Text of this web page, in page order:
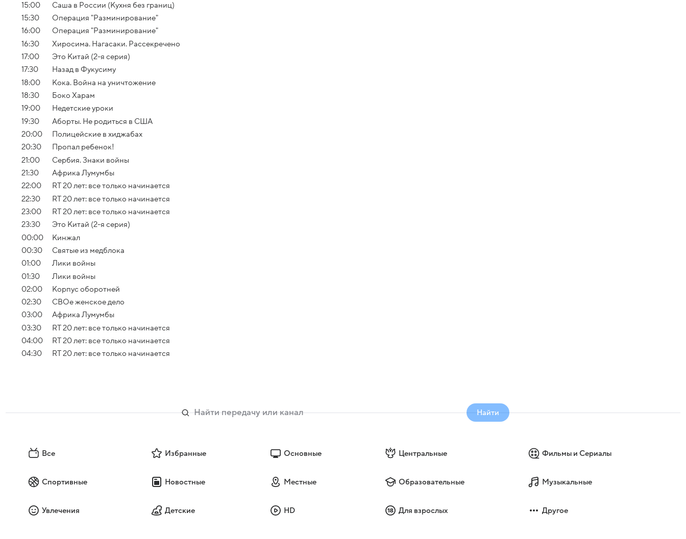
15:00
Саша в России (Кухня без границ)
15:30
Операция "Разминирование"
16:00
Операция "Разминирование"
16:30
Хиросима. Нагасаки. Рассекречено
17:00
Это Китай (2-я серия)
17:30
Назад в Фукусиму
18:00
Кока. Война на уничтожение
18:30
Боко Харам
19:00
Недетские уроки
19:30
Аборты. Не родиться в США
20:00
Полицейские в хиджабах
20:30
Пропал ребенок!
21:00
Сербия. Знаки войны
21:30
Африка Лумумбы
22:00
RT 20 лет: все только начинается
22:30
RT 20 лет: все только начинается
23:00
RT 20 лет: все только начинается
23:30
Это Китай (2-я серия)
00:00
Кинжал
00:30
Святые из медблока
01:00
Лики войны
01:30
Лики войны
02:00
Корпус оборотней
02:30
СВОе женское дело
03:00
Африка Лумумбы
03:30
RT 20 лет: все только начинается
04:00
RT 20 лет: все только начинается
04:30
RT 20 лет: все только начинается
Найти
Все Избранные Основные Центральные Фильмы и Сериалы
Спортивные Новостные Местные Образовательные Музыкальные
Увлечения Детские HD Для взрослых Другое